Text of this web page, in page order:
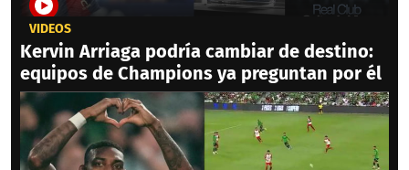
VIDEOS
Kervin Arriaga podría cambiar de destino:
equipos de Champions ya preguntan por él